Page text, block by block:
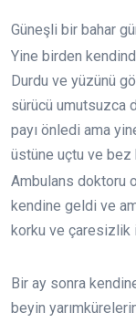
Güneşli bir bahar
Yine birden
Durdu ve yüzünü
sürücü umutsuzca
payı önledi ama
üstüne uçtu ve bez
Ambulans doktoru
kendine geldi ve
korku ve çaresizlik
Bir ay sonra
beyin